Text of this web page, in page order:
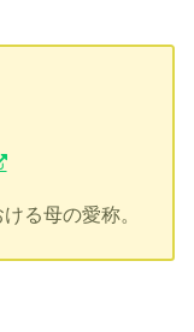
る母の愛称。